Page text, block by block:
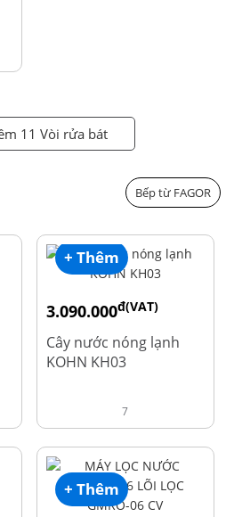
11 Vòi rửa bát
Bếp từ FAGOR
+ Thêm
3.090.000đ(VAT)
3.690.000
Cây nước nóng lạnh
KOHN KH03
7
+ Thêm